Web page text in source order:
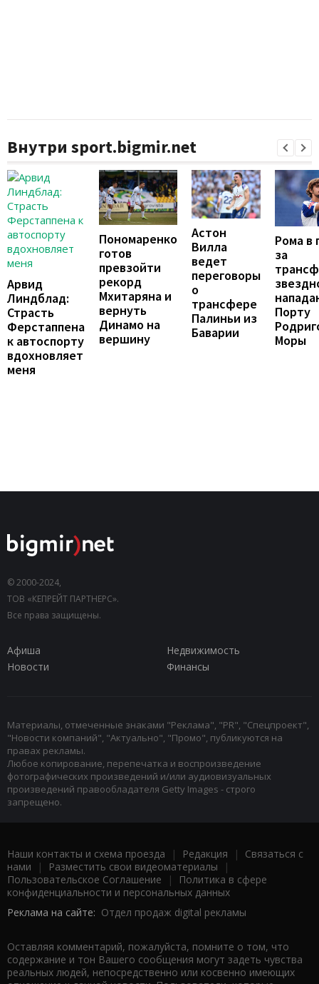
Внутри sport.bigmir.net
Арвид
Линдблад:
Страсть
Ферстаппена
к автоспорту
вдохновляет
меня
Пономаренко
готов
превзойти
рекорд
Мхитаряна и
вернуть
Динамо на
вершину
Астон
Вилла
ведет
переговоры
о
трансфере
Палиньи из
Баварии
Рома в
за
Порту
Моры
© 2000-2024,
ТОВ «КЕПРЕЙТ ПАРТНЕРС».
Все права защищены.
Афиша
Недвижимость
Новости
Финансы
Материалы, отмеченные знаками "Реклама", "PR", "Спецпроект",
"Новости компаний", "Актуально", "Промо", публикуются на
правах рекламы.
Любое копирование, перепечатка и воспроизведение
фотографических произведений и/или аудиовизуальных
произведений правообладателя Getty Images - строго
запрещено.
Наши контакты и схема проезда | Редакция | Связаться с
нами | Разместить свои видеоматериалы |
Пользовательское Соглашение |
Политика в сфере
конфиденциальности и персональных данных
Реклама на сайте: Отдел продаж digital рекламы
Оставляя комментарий, пожалуйста, помните о том, что
содержание и тон Вашего сообщения могут задеть чувства
реальных людей, непосредственно или косвенно имеющих